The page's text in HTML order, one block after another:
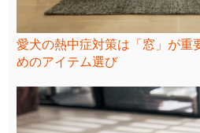
愛犬の熱中症対策は「窓」が重
めのアイテム選び